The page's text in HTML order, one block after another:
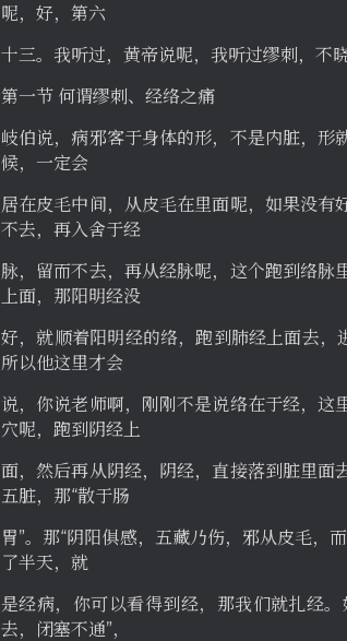
呢，好，第六
十三。我听过，黄帝说呢，我听过缪刺，不
第一节 何谓缪刺、经络之痛
岐伯说，病邪客于身体的形，不是内脏，形
候，一定会
居在皮毛中间，从皮毛在里面呢，如果没
不去，再入舍于经
脉，留而不去，再从经脉呢，这个跑到络
上面，那阳明经没
好，就顺着阳明经的络，跑到肺经上面去，
所以他这里才会
说，你说老师啊，刚刚不是说络在于经，
穴呢，跑到阴经上
面，然后再从阴经，阴经，直接落到脏里面
五脏，那“散于肠
胃”。那“阴阳俱感，五藏乃伤，邪从皮毛，
了半天，就
是经病，你可以看得到经，那我们就扎经
去，闭塞不通”，